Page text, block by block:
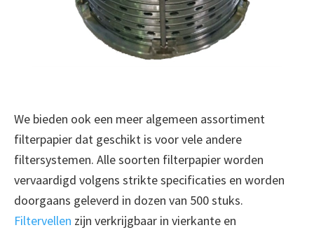
We bieden ook een meer algemeen assortiment
filterpapier dat geschikt is voor vele andere
filtersystemen. Alle soorten filterpapier worden
vervaardigd volgens strikte specificaties en worden
doorgaans geleverd in dozen van 500 stuks.
Filtervellen zijn verkrijgbaar in vierkante en